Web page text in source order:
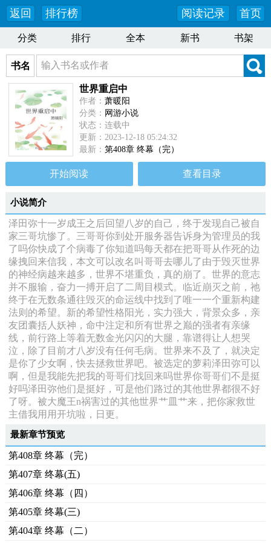
返回 排行榜 首页
阅读记录
分类 排行 全本 新书 书架
书名
世界重启中
作者： 萧暖阳
分类： 网游小说
状态：连载中
更新：2023-12-18 05:24:32
最新： 第408章 终幕（完）
开始阅读 查看目录
小说简介
泽田弥十一岁成王之后回望八岁的自己，终于发现自己被自
家三哥坑惨了。三哥哥你到处开服务器告诉身为管理员的我
了吗你快成了个病毒了你知道吗每天都在把哥哥从作死的边
缘拽回来信我，本文可以改名叫哥哥去哪儿了由于毁灭世界
的神经病越来越多，世界不堪重负，真的崩了。世界的意志
并不服输，奋力一搏开启了二周目模式。临近崩灭之前，祂
终于在无数条通往毁灭的命运线中找到了唯一一个重新构建
法则的希望。新的希望性格阳光，实力强大，背景众多，亲
友团囊括人妖神，命中注定和所有世界之巅的强者有亲缘
线，前行路上等着无数金光闪闪的大腿，靠谱得让人想哭
泣，除了目前才八岁没有任何毛病。世界来不及了，就决定
是你了少女啊，快去拯救世界吧。被选定的萝莉泽田弥可以
啊，但是我能先把我的哥哥们找回来吗世界你哥哥们不是挺
好吗泽田弥他们是挺好，可是他们路过的其他世界都很不好
了呀。被大魔王n祸害过的其他世界艹皿艹来，把你家救世
主借我用用开坑啦，日更。
最新章节预览
第408章 终幕（完）
第407章 终幕(五)
第406章 终幕（四）
第405章 终幕(三)
第404章 终幕（二）